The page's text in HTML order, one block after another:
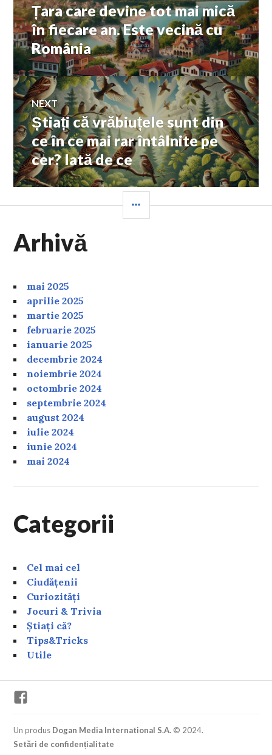
în
articole
Previous
post:
Țara care devine tot mai mică
în fiecare an. Este vecină cu
România
NEXT
Next
post:
Știați că vrăbiuțele sunt din
ce în ce mai rar întâlnite pe
cer? Iată de ce
Arhivă
mai 2025
aprilie 2025
martie 2025
februarie 2025
ianuarie 2025
decembrie 2024
noiembrie 2024
octombrie 2024
septembrie 2024
august 2024
iulie 2024
iunie 2024
mai 2024
Categorii
Cel mai cel
Ciudățenii
Curiozități
Jocuri & Trivia
Știați că?
Tips&Tricks
Utile
Un produs Dogan Media International S.A. © 2024.
Setări de confidențialitate